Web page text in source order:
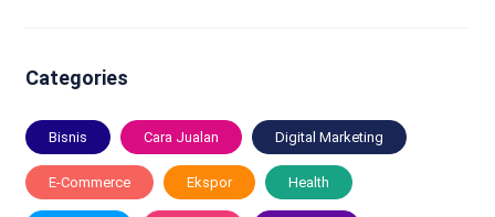
Categories
Bisnis Cara Jualan Digital Marketing
E-Commerce Ekspor Health